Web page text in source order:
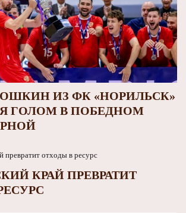
ИЗ ФК «НОРИЛЬСК»
ГОЛОМ В ПОБЕДНОМ
КРАЙ ПРЕВРАТИТ